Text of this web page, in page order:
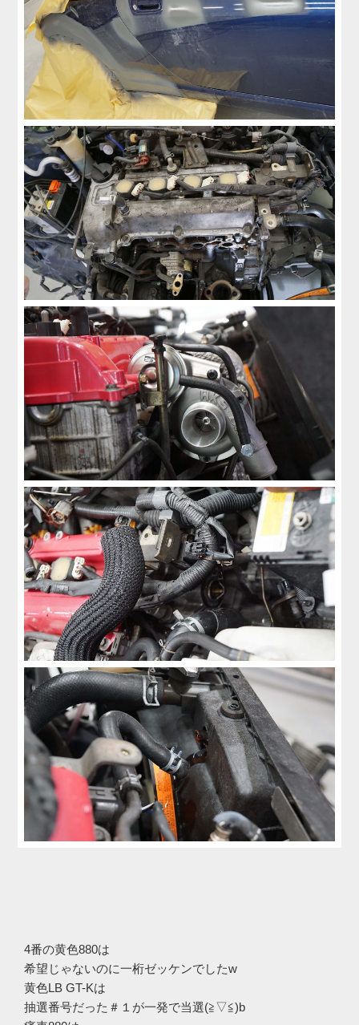
4番の黄色880は
希望じゃないのに一桁ゼッケンでしたw
黄色LB GT-Kは
抽選番号だった＃１が一発で当選(≧▽≦)b